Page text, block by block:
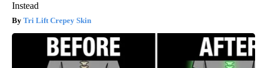
Instead
Tri Lift Crepey Skin